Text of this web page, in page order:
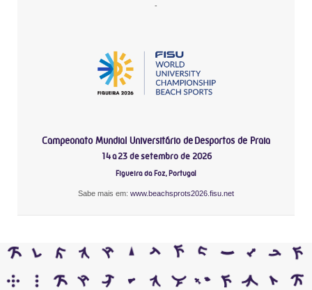
-
Campeonato Mundial Universitário de Desportos de Praia
14 a 23 de setembro de 2026
Figueira da Foz, Portugal
Sabe mais em: www.beachsprots2026.fisu.net